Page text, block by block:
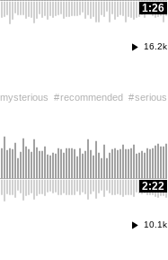
1:26
16.2k
mysterious recommended serious
2:22
10.1k